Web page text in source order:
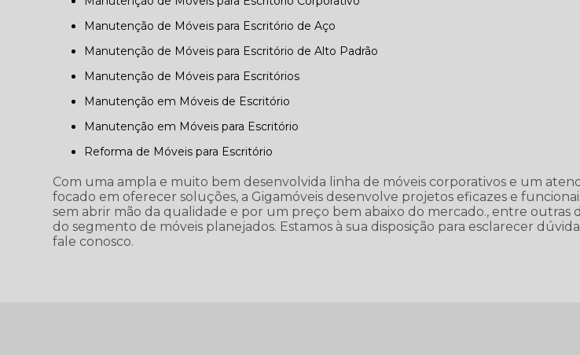
Manutenção de Móveis para Escritório de Aço
Manutenção de Móveis para Escritório de Alto Padrão
Manutenção de Móveis para Escritórios
Manutenção em Móveis de Escritório
Manutenção em Móveis para Escritório
Reforma de Móveis para Escritório
Com uma ampla e muito bem desenvolvida linha de móveis corporativos e um
focado em oferecer soluções, a Gigamóveis desenvolve projetos eficazes e
sem abrir mão da qualidade e por um preço bem abaixo do mercado., entre outras
do segmento de móveis planejados. Estamos à sua disposição para esclarecer
fale conosco.